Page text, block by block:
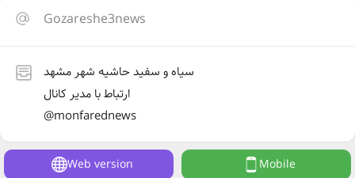
Gozareshe3news
سیاه و سفید حاشیه شهر مشهد
ارتباط با مدیر کانال
@monfarednews
Web version Mobile